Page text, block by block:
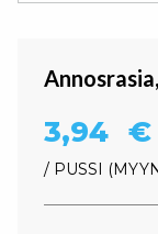
3,94 €
/ PUSSI